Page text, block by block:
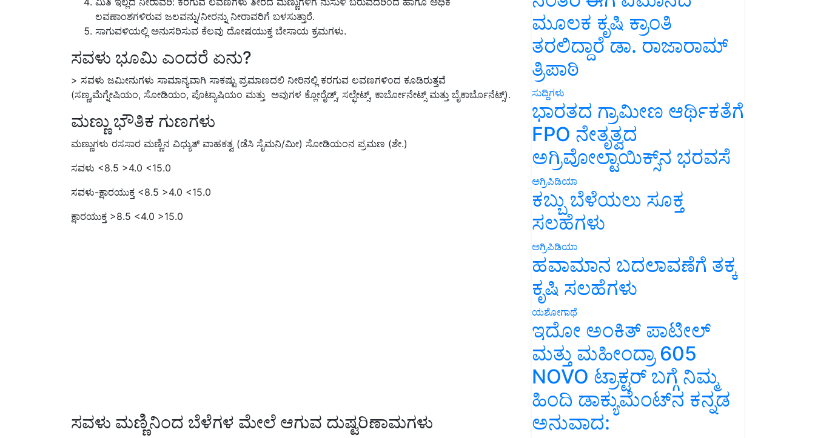
ಲವಣಾಂಶಗಳಿರುವ ಜಲವನ್ನು/ನೀರನ್ನು ನೀರಾವರಿಗೆ ಬಳಸುತ್ತಾರೆ.
ಸಾಗುವಳಿಯಲ್ಲಿ ಅನುಸರಿಸುವ ಕೆಲವು ದೋಷಯುಕ್ತ ಬೇಸಾಯ ಕ್ರಮಗಳು.
ಸವಳು ಭೂಮಿ ಎಂದರೆ ಏನು?
> ಸವಳು ಜಮೀನುಗಳು ಸಾಮಾನ್ಯವಾಗಿ ಸಾಕಷ್ಟು ಪ್ರಮಾಣದಲಿ ನೀರಿನಲ್ಲಿ ಕರಗುವ ಲವಣಗಳಿಂದ ಕೂಡಿರುತ್ತವೆ
(ಸಣ್ಣ,ಮೆಗ್ನೇಷಿಯಂ, ಸೋಡಿಯಂ, ಪೊಟ್ಯಾಷಿಯಂ ಮತ್ತು ಅವುಗಳ ಕ್ಲೋರೈಡ್ಸ್, ಸಲ್ಫೇಟ್ಸ್, ಕಾರ್ಬೋನೇಟ್ಸ್ ಮತ್ತು ಬೈಕಾರ್ಬೊನೆಟ್ಸ್).
ಮಣ್ಣು ಭೌತಿಕ ಗುಣಗಳು
ಮಣ್ಣುಗಳು ರಸಸಾರ ಮಣ್ಣಿನ ವಿಧ್ಯುತ್ ವಾಹಕತ್ವ (ಡೆಸಿ ಸೈಮನಿ/ಮೀ) ಸೋಡಿಯಂನ ಪ್ರಮಣ (ಶೇ.)
ಸವಳು <8.5 >4.0 <15.0
ಸವಳು-ಕ್ಷಾರಯುಕ್ತ <8.5 >4.0 <15.0
ಕ್ಷಾರಯುಕ್ತ >8.5 <4.0 >15.0
ಸವಳು ಮಣ್ಣಿನಿಂದ ಬೆಳೆಗಳ ಮೇಲೆ ಆಗುವ ದುಷ್ಟರಿಣಾಮಗಳು
ಮೂಲಕ ಕೃಷಿ ಕ್ರಾಂತಿ
ತರಲಿದ್ದಾರೆ ಡಾ. ರಾಜಾರಾಮ್
ತ್ರಿಪಾಠಿ
ಸುದ್ದಿಗಳು
ಭಾರತದ ಗ್ರಾಮೀಣ ಆರ್ಥಿಕತೆಗೆ
FPO ನೇತೃತ್ವದ
ಅಗ್ರಿವೋಲ್ಟಾಯಿಕ್ಸ್‌ನ ಭರವಸೆ
ಅಗ್ರಿಪಿಡಿಯಾ
ಕಬ್ಬು ಬೆಳೆಯಲು ಸೂಕ್ತ
ಸಲಹೆಗಳು
ಅಗ್ರಿಪಿಡಿಯಾ
ಹವಾಮಾನ ಬದಲಾವಣೆಗೆ ತಕ್ಕ
ಕೃಷಿ ಸಲಹೆಗಳು
ಯಶೋಗಾಥೆ
ಇದೋ ಅಂಕಿತ್ ಪಾಟೀಲ್
ಮತ್ತು ಮಹೀಂದ್ರಾ 605
NOVO ಟ್ರಾಕ್ಟರ್ ಬಗ್ಗೆ ನಿಮ್ಮ
ಹಿಂದಿ ಡಾಕ್ಯುಮೆಂಟ್‌ನ ಕನ್ನಡ
ಅನುವಾದ: